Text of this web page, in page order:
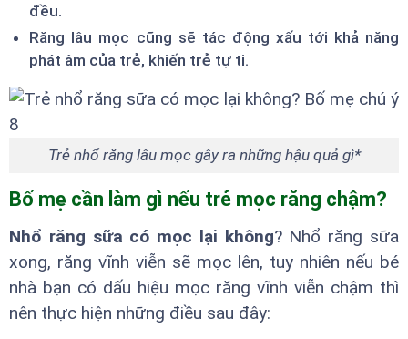
đều.
Răng lâu mọc cũng sẽ tác động xấu tới khả năng
phát âm của trẻ, khiến trẻ tự ti.
Trẻ nhổ răng lâu mọc gây ra những hậu quả gì*
Bố mẹ cần làm gì nếu trẻ mọc răng chậm?
Nhổ răng sữa có mọc lại không? Nhổ răng sữa
xong, răng vĩnh viễn sẽ mọc lên, tuy nhiên nếu bé
nhà bạn có dấu hiệu mọc răng vĩnh viễn chậm thì
nên thực hiện những điều sau đây: